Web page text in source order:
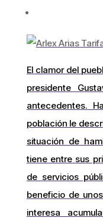
El clamor del
presidente
antecedentes.
población le
situación de
tiene entre sus
de servicios
beneficio de
interesa